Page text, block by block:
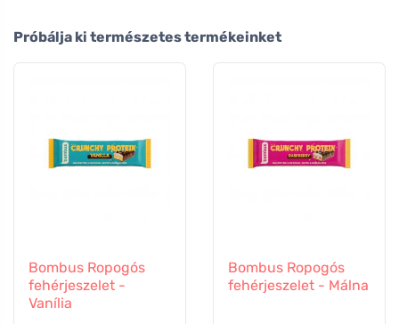
Próbálja ki természetes termékeinket
Bombus Ropogós
fehérjeszelet -
Vanília
Bombus Ropogós
fehérjeszelet - Málna